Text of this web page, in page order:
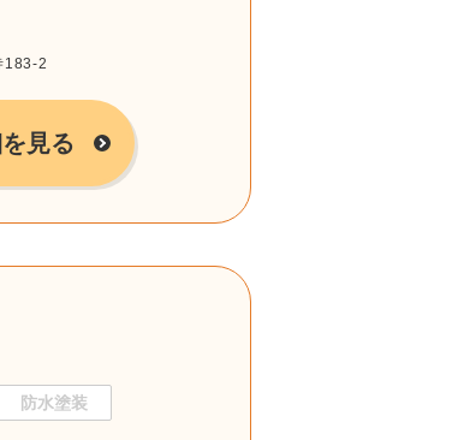
183-2
見る
防水塗装